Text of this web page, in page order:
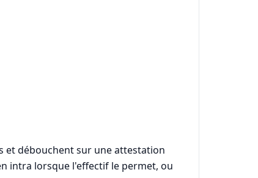
et débouchent sur une attestation
intra lorsque l'effectif le permet, ou